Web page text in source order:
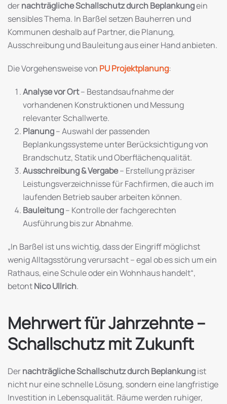
dernachträgliche Schallschutz durch Beplankungein
sensibles Thema. In Barßel setzen Bauherren und
Kommunen deshalb auf Partner, die Planung,
Ausschreibung und Bauleitung aus einer Hand anbieten.
Die Vorgehensweise von PU Projektplanung:
Analyse vor Ort– Bestandsaufnahme der
vorhandenen Konstruktionen und Messung
relevanter Schallwerte.
Planung– Auswahl der passenden
Beplankungssysteme unter Berücksichtigung von
Brandschutz, Statik und Oberflächenqualität.
Ausschreibung & Vergabe– Erstellung präziser
Leistungsverzeichnisse für Fachfirmen, die auch im
laufenden Betrieb sauber arbeiten können.
Bauleitung– Kontrolle der fachgerechten
Ausführung bis zur Abnahme.
„In Barßel ist uns wichtig, dass der Eingriff möglichst
wenig Alltagsstörung verursacht – egal ob es sich um ein
Rathaus, eine Schule oder ein Wohnhaus handelt“,
betontNico Ullrich.
Mehrwert für Jahrzehnte –
Schallschutz mit Zukunft
Dernachträgliche Schallschutz durch Beplankungist
nicht nur eine schnelle Lösung, sondern eine langfristige
Investition in Lebensqualität. Räume werden ruhiger,